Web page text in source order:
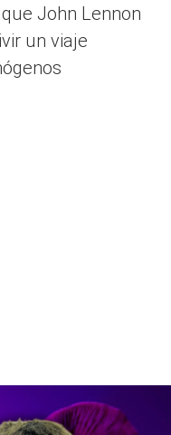
John Lennon
un viaje